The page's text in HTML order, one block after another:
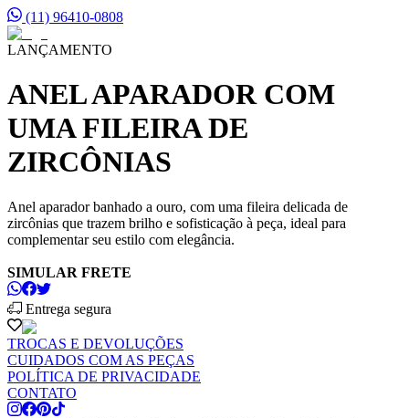
(11) 96410-0808
LANÇAMENTO
ANEL APARADOR COM
UMA FILEIRA DE
ZIRCÔNIAS
Anel aparador banhado a ouro, com uma fileira delicada de
zircônias que trazem brilho e sofisticação à peça, ideal para
complementar seu estilo com elegância.
SIMULAR FRETE
Entrega segura
TROCAS E DEVOLUÇÕES
CUIDADOS COM AS PEÇAS
POLÍTICA DE PRIVACIDADE
CONTATO